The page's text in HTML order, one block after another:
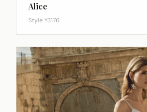
Alice
Style Y3176